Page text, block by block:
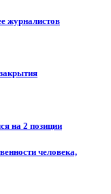
журналистов
на 2 позиции
человека,